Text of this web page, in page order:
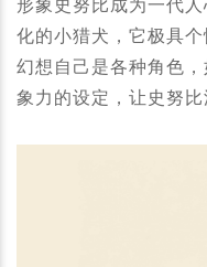
形象史努比成为一代
化的小猎犬，它极具
幻想自己是各种角色
象力的设定，让史努比